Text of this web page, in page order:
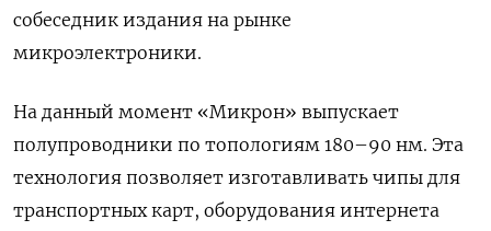
собеседник издания на рынке
микроэлектроники.
На данный момент «Микрон» выпускает
полупроводники по топологиям 180–90 нм. Эта
технология позволяет изготавливать чипы для
транспортных карт, оборудования интернета